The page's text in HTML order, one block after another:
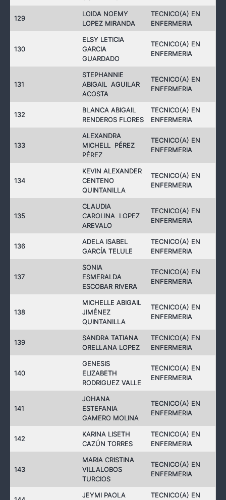
129
LOIDA NOEMY
LOPEZ MIRANDA
TECNICO(A) EN
ENFERMERIA
130
ELSY LETICIA
GARCIA
GUARDADO
TECNICO(A) EN
ENFERMERIA
131
STEPHANNIE
ABIGAIL AGUILAR
ACOSTA
TECNICO(A) EN
ENFERMERIA
132
BLANCA ABIGAIL
RENDEROS FLORES
TECNICO(A) EN
ENFERMERIA
133
ALEXANDRA
MICHELL PÉREZ
PÉREZ
TECNICO(A) EN
ENFERMERIA
134
KEVIN ALEXANDER
CENTENO
QUINTANILLA
TECNICO(A) EN
ENFERMERIA
135
CLAUDIA
CAROLINA LOPEZ
AREVALO
TECNICO(A) EN
ENFERMERIA
136
ADELA ISABEL
GARCÍA TELULE
TECNICO(A) EN
ENFERMERIA
137
SONIA
ESMERALDA
ESCOBAR RIVERA
TECNICO(A) EN
ENFERMERIA
138
MICHELLE ABIGAIL
JIMÉNEZ
QUINTANILLA
TECNICO(A) EN
ENFERMERIA
139
SANDRA TATIANA
ORELLANA LOPEZ
TECNICO(A) EN
ENFERMERIA
140
GENESIS
ELIZABETH
RODRIGUEZ VALLE
TECNICO(A) EN
ENFERMERIA
141
JOHANA
ESTEFANIA
GAMERO MOLINA
TECNICO(A) EN
ENFERMERIA
142
KARINA LISETH
CAZÚN TORRES
TECNICO(A) EN
ENFERMERIA
143
MARIA CRISTINA
VILLALOBOS
TURCIOS
TECNICO(A) EN
ENFERMERIA
JEYMI PAOLA TECNICO(A) EN